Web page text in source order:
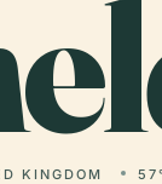
KINGDOM